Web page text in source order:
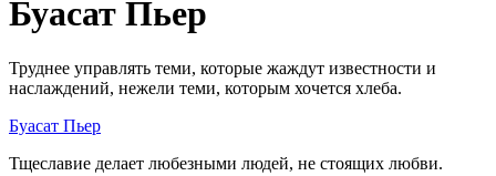
Буасат Пьер
Труднее управлять теми, которые жаждут известности и
наслаждений, нежели теми, которым хочется хлеба.
Буасат Пьер
Тщеславие делает любезными людей, не стоящих любви.